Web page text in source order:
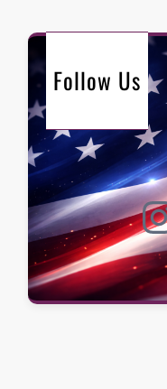
Follow Us
Instagram